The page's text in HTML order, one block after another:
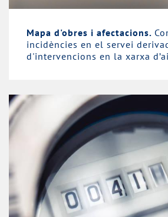
Mapa d'obres i afectacions.
incidències en el servei
d'intervencions en la xarxa